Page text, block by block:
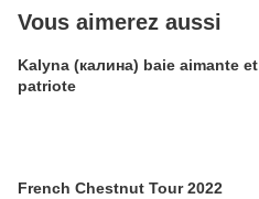
Vous aimerez aussi
Kalyna (калина) baie aimante et
patriote
French Chestnut Tour 2022